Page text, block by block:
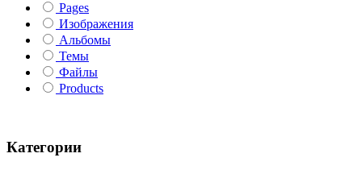
Pages
Изображения
Альбомы
Темы
Файлы
Products
Категории